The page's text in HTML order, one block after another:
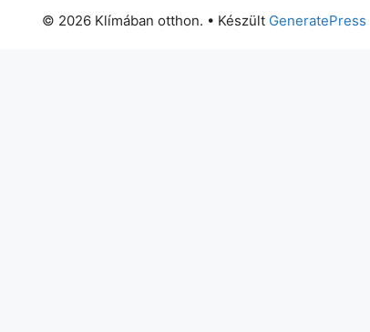
© 2026 Klímában otthon. • Készült GeneratePress